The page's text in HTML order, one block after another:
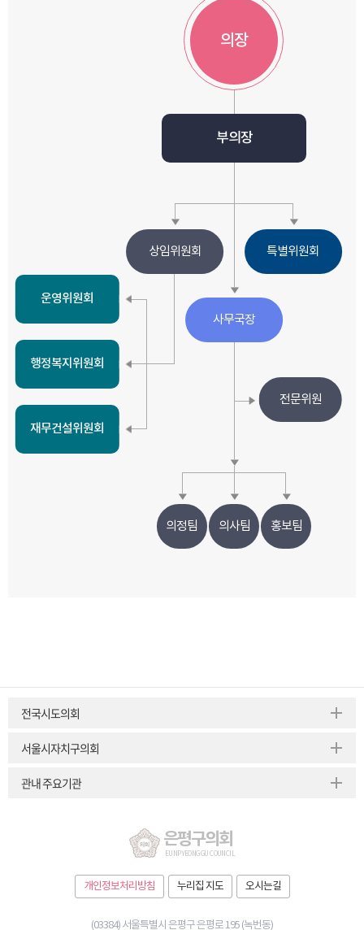
의장
부의장
상임위원회
운영위원회
행정복지위원회
재무건설위원회
사무국장
전문위원
의정팀 의사팀 홍보팀
특별위원회
전국시도의회
서울시자치구의회
관내 주요기관
은평구의회
EUNPYEONG GU COUNCIL
개인정보처리방침 누리집 지도 오시는길
(03384) 서울특별시 은평구 은평로 195 (녹번동)